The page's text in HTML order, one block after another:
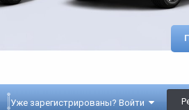
Уже зарегистрированы? Войти